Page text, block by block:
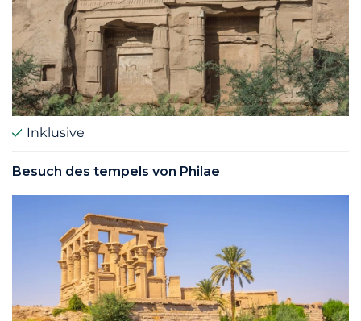
Inklusive
Besuch des tempels von Philae